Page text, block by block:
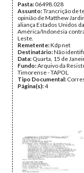
Pasta:06498.028
Assunto:Trancrição de
opinião de Matthew
aliança Estados Unidos da
América/Indonésia
Leste.
Remetente:Kdp net
Destinatário:Não
Data: Quarta, 15 de
Fundo:Arquivo da
Timorense - TAPOL
Tipo Documental:
Página(s):4